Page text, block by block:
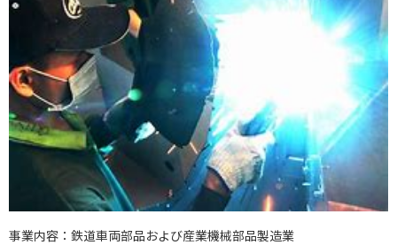
事業内容：鉄道車両部品および産業機械部品製造業